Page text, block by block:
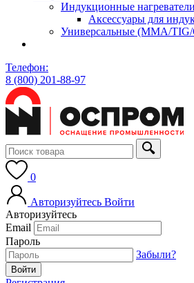
Индукционные нагреватели
Аксессуары для
Универсальные (MMA/
Телефон:
8 (800) 201-88-97
0
Авторизуйтесь Войти
Авторизуйтесь
Email
Пароль
Забыли?